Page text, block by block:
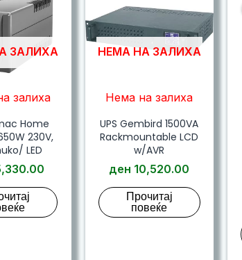
ЗАЛИХА
залиха
Home
230V,
LED
НЕМА НА ЗАЛИХА
Нема на залиха
UPS Gembird 1500VA
Rackmountable LCD
w/AVR
ден 10,520.00
Прочитај
повеќе